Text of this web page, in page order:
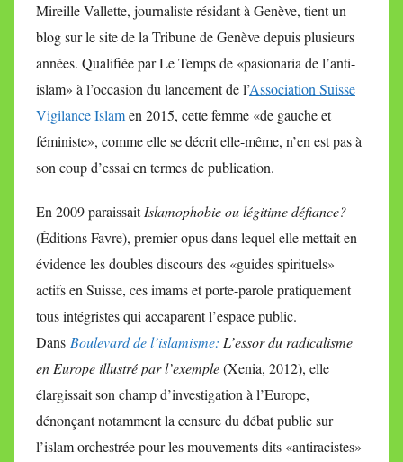
Mireille Vallette, journaliste résidant à Genève, tient un
blog sur le site de la Tribune de Genève depuis plusieurs
années. Qualifiée par Le Temps de «pasionaria de l’anti-
islam» à l’occasion du lancement de l’Association Suisse
Vigilance Islamen 2015, cette femme «de gauche et
féministe», comme elle se décrit elle-même, n’en est pas à
son coup d’essai en termes de publication.
En 2009 paraissaitIslamophobie ou légitime défiance?
(Éditions Favre), premier opus dans lequel elle mettait en
évidence les doubles discours des «guides spirituels»
actifs en Suisse, ces imams et porte-parole pratiquement
tous intégristes qui accaparent l’espace public.
Dans Boulevard de l’islamisme: L’essor du radicalisme
en Europe illustré par l’exemple(Xenia, 2012), elle
élargissait son champ d’investigation à l’Europe,
dénonçant notamment la censure du débat public sur
l’islam orchestrée pour les mouvements dits «antiracistes»